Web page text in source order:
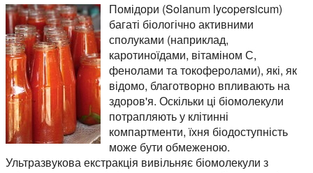
Помідори (Solanum lycopersicum)
багаті біологічно активними
сполуками (наприклад,
каротиноїдами, вітаміном С,
фенолами та токоферолами), які, як
відомо, благотворно впливають на
здоров'я. Оскільки ці біомолекули
потрапляють у клітинні
компартменти, їхня біодоступність
може бути обмеженою.
Ультразвукова екстракція вивільняє біомолекули з